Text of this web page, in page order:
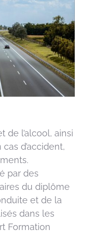
de l’alcool, ainsi
d’accident,
par des
du diplôme
et de la
dans les
Formation